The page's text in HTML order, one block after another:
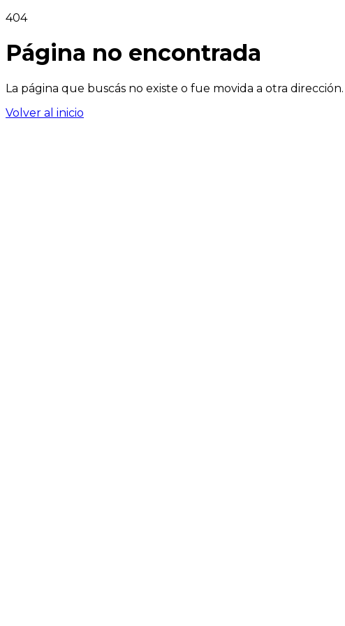
404
Página no encontrada
La página que buscás no existe o fue movida a otra dirección.
Volver al inicio